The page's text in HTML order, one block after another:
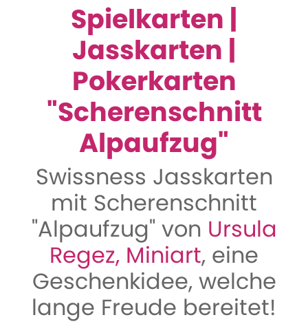
Spielkarten |
Jasskarten |
Pokerkarten
"Scherenschnitt
Alpaufzug"
Swissness Jasskarten
mit Scherenschnitt
"Alpaufzug" von Ursula
Regez, Miniart, eine
Geschenkidee, welche
lange Freude bereitet!